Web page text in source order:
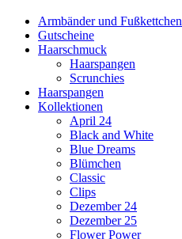
Armbänder und Fußkettchen
Gutscheine
Haarschmuck
Haarspangen
Scrunchies
Haarspangen
Kollektionen
April 24
Black and White
Blue Dreams
Blümchen
Classic
Clips
Dezember 24
Dezember 25
Flower Power